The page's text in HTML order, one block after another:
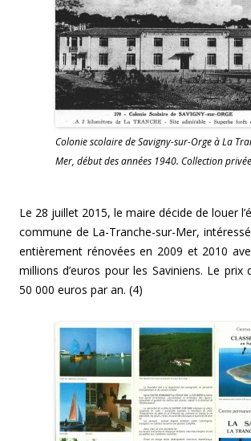
Colonie scolaire de Savigny-sur-Orge à La
Mer, début des années 1940. Collection
Le 28 juillet 2015, le maire décide de louer
commune de La-Tranche-sur-Mer,
entièrement rénovées en 2009 et 2010
millions d’euros pour les Saviniens. Le
50 000 euros par an. (4)